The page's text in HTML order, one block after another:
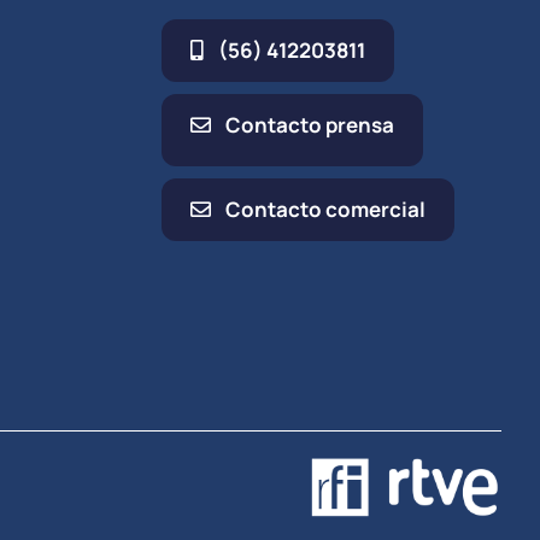
(56) 412203811
Contacto prensa
Contacto comercial